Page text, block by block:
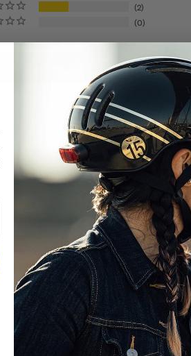
2
0
for my grandson but he may need